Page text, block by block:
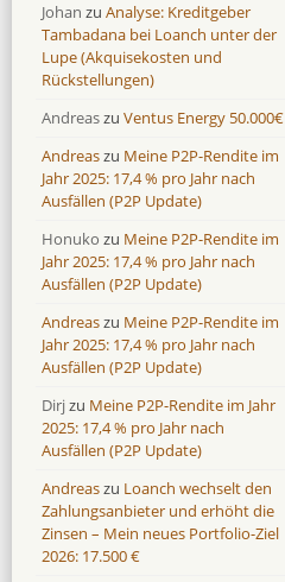
Omaraha
16,4 %
Omaraha
18,0 %
Johan zu Analyse: Kreditgeber
Tambadana bei Loanch unter der
Lupe (Akquisekosten und
Rückstellungen)
Andreaszu Ventus Energy 50.000€
Andreaszu Meine P2P-Rendite im
Jahr 2025: 17,4 % pro Jahr nach
Ausfällen (P2P Update)
Honuko zu Meine P2P-Rendite im
Jahr 2025: 17,4 % pro Jahr nach
Ausfällen (P2P Update)
Andreaszu Meine P2P-Rendite im
Jahr 2025: 17,4 % pro Jahr nach
Ausfällen (P2P Update)
Dirjzu Meine P2P-Rendite im Jahr
2025: 17,4 % pro Jahr nach
Ausfällen (P2P Update)
Andreaszu Loanch wechselt den
Zahlungsanbieter und erhöht die
Zinsen – Mein neues Portfolio-Ziel
2026: 17.500 €